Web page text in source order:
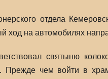
отдела
ход на автомобилях
святыню
Прежде чем войти в